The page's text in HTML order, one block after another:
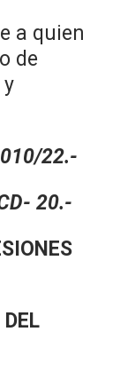
a quien
de
010/22.-
20.-